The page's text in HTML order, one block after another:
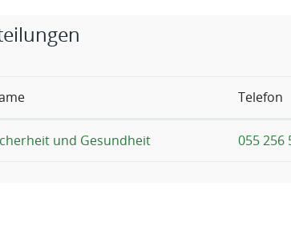
Objekte
Telefon
und Gesundheit 055 256